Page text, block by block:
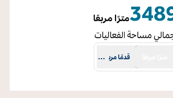
مترًا مربعًا
مربعةمساحة الفعاليات
قدمًا مربعًة